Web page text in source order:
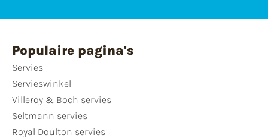
Populaire pagina's
Servies
Servieswinkel
Villeroy & Boch servies
Seltmann servies
Royal Doulton servies